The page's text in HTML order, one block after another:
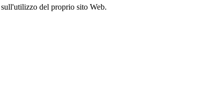
del proprio sito Web.